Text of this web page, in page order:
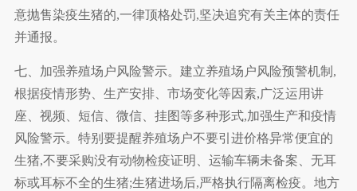
意抛售染疫生猪的,一律顶格处罚,坚决追究有关主体的责任
并通报。
七、加强养殖场户风险警示。建立养殖场户风险预警机制,
根据疫情形势、生产安排、市场变化等因素,广泛运用讲
座、视频、短信、微信、挂图等多种形式,加强生产和疫情
风险警示。特别要提醒养殖场户不要引进价格异常便宜的
生猪,不要采购没有动物检疫证明、运输车辆未备案、无耳
标或耳标不全的生猪;生猪进场后,严格执行隔离检疫。地方